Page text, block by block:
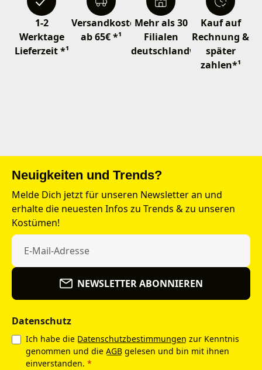
1-2
Werktage
Lieferzeit *¹
Versandkostenfrei
ab 65€ *¹
Mehr als 30
Filialen
deutschlandweit
Kauf auf
Rechnung &
später
zahlen*¹
Neuigkeiten und Trends?
Melde Dich jetzt für unseren Newsletter an und
erhalte die neuesten Infos zu Trends & zu unseren
Kostümen!
NEWSLETTER ABONNIEREN
Datenschutz
Ich habe die Datenschutzbestimmungen zur Kenntnis
genommen und die AGB gelesen und bin mit ihnen
einverstanden. *